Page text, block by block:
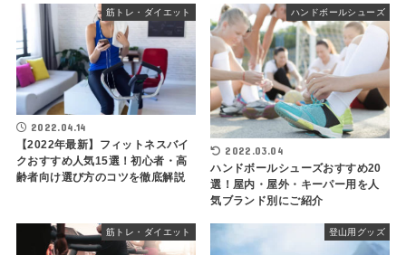
筋トレ・ダイエット
2022.04.14
【2022年最新】フィットネスバイ
クおすすめ人気15選！初心者・高
齢者向け選び方のコツを徹底解説
ハンドボールシューズ
2022.03.04
ハンドボールシューズおすすめ20
選！屋内・屋外・キーパー用を人
気ブランド別にご紹介
筋トレ・ダイエット 登山用グッズ